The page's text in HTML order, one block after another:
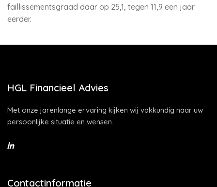
faillissementsgraad daar op 25,1, tegen 11,9 een jaar
eerder.
HGL Financieel Advies
Met onze jarenlange ervaring kijken wij vakkundig naar uw
persoonlijke situatie en wensen.
Contactinformatie